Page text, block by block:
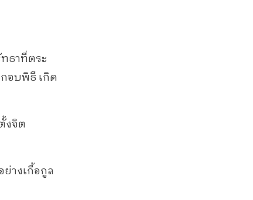
ธาที่ตระ
อบพิธี เกิด
งจิต
างเกื้อกูล